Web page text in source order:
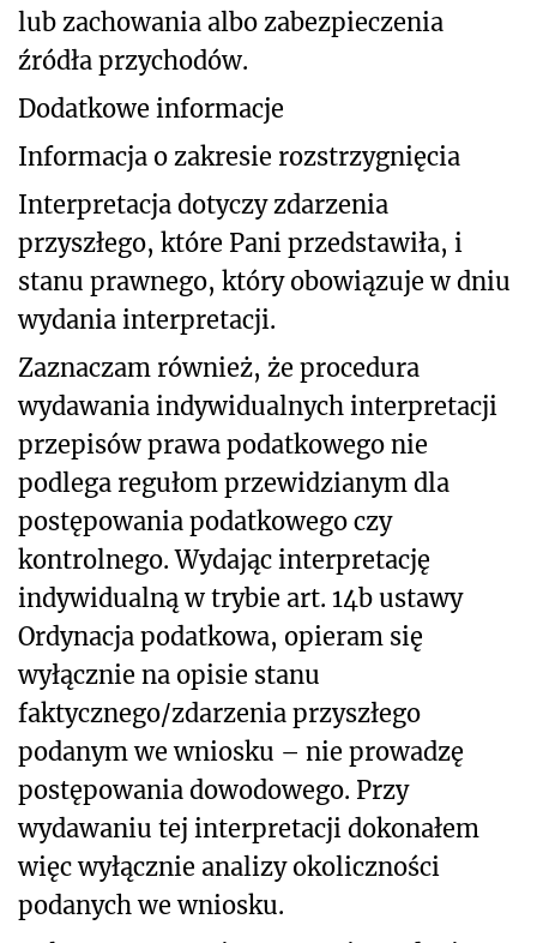
lub zachowania albo zabezpieczenia
źródła przychodów.
Dodatkowe informacje
Informacja o zakresie rozstrzygnięcia
Interpretacja dotyczy zdarzenia
przyszłego, które Pani przedstawiła, i
stanu prawnego, który obowiązuje w dniu
wydania interpretacji.
Zaznaczam również, że procedura
wydawania indywidualnych interpretacji
przepisów prawa podatkowego nie
podlega regułom przewidzianym dla
postępowania podatkowego czy
kontrolnego. Wydając interpretację
indywidualną w trybie art. 14b ustawy
Ordynacja podatkowa, opieram się
wyłącznie na opisie stanu
faktycznego/zdarzenia przyszłego
podanym we wniosku – nie prowadzę
postępowania dowodowego. Przy
wydawaniu tej interpretacji dokonałem
więc wyłącznie analizy okoliczności
podanych we wniosku.